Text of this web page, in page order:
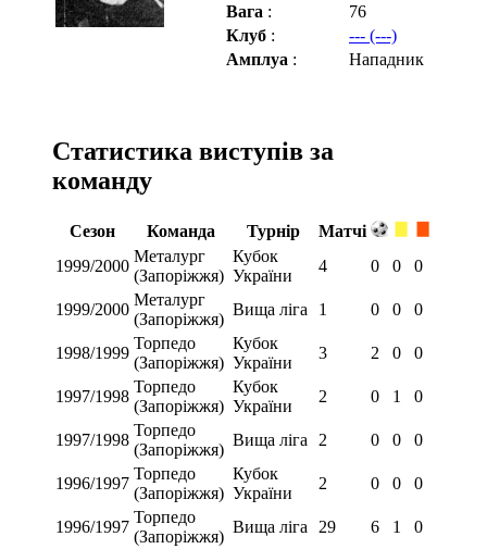
Вага :
76
Клуб :
--- (---)
Амплуа : Нападник
Статистика виступів за
команду
Сезон Команда Турнір
Матчі
1999/2000
Металург
(Запоріжжя)
Кубок
України
4 0 0 0
1999/2000
Металург
(Запоріжжя)
Вища ліга 1 0 0 0
1998/1999
Торпедо
(Запоріжжя)
Кубок
України
3 2 0 0
1997/1998
Торпедо
(Запоріжжя)
Кубок
України
2 0 1 0
1997/1998
Торпедо
(Запоріжжя)
Вища ліга 2 0 0 0
1996/1997
Торпедо
(Запоріжжя)
Кубок
України
2 0 0 0
1996/1997
Торпедо
(Запоріжжя)
Вища ліга 29 6 1 0